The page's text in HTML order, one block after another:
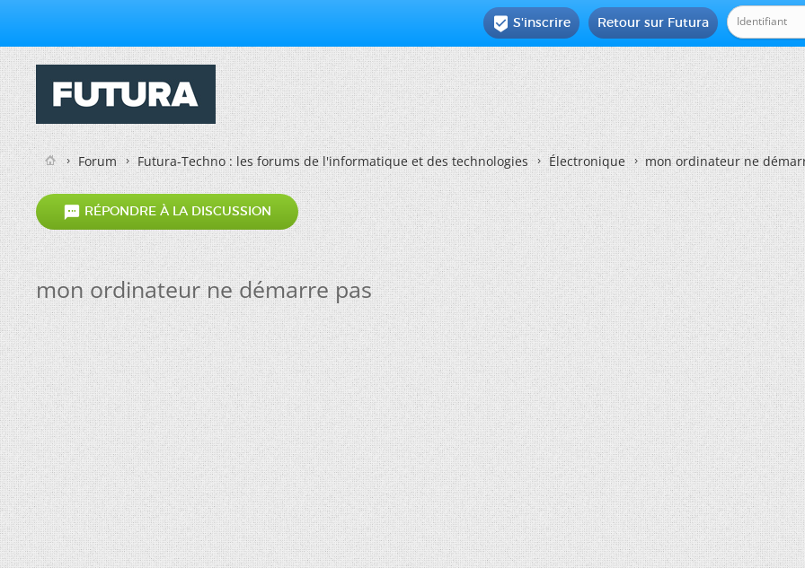
Retour sur Futura
 S'inscrire
Forum Futura-Techno : les forums de l'informatique et des technologies Électronique mon ordinateur ne
 RÉPONDRE À LA DISCUSSION
mon ordinateur ne démarre pas